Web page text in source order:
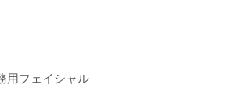
用フェイシャル